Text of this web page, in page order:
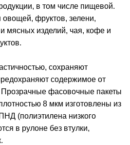
в том числе пищевой.
овощей, фруктов, зелени,
мясных изделий, чая, кофе и
сохраняют
содержимое от
Прозрачные фасовочные пакеты
8 мкм изготовлены из
(полиэтилена низкого
в рулоне без втулки,